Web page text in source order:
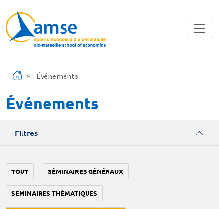
Événements
Événements
Filtres
TOUT SÉMINAIRES GÉNÉRAUX
SÉMINAIRES THÉMATIQUES